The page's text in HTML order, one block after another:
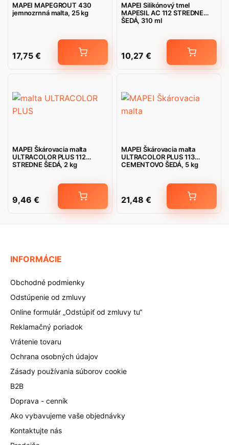
MAPEI MAPEGROUT 430
jemnozrnná malta, 25 kg
17,75 €
MAPEI Silikónový tmel
MAPESIL AC 112 STREDNE
ŠEDÁ, 310 ml
10,27 €
MAPEI Škárovacia malta
ULTRACOLOR PLUS 112
STREDNE ŠEDÁ, 2 kg
9,46 €
MAPEI Škárovacia malta
ULTRACOLOR PLUS 113
CEMENTOVO ŠEDÁ, 5 kg
21,48 €
INFORMÁCIE
Obchodné podmienky
Odstúpenie od zmluvy
Online formulár „Odstúpiť od zmluvy tu“
Reklamačný poriadok
Vrátenie tovaru
Ochrana osobných údajov
Zásady používania súborov cookie
B2B
Doprava - cenník
Ako vybavujeme vaše objednávky
Kontaktujte nás